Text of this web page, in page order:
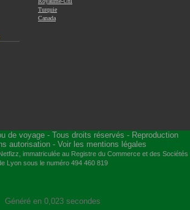
Turquie
Canada
de voyage- Tous droits réservés - Reproduction
autorisation - Voir les mentions légales
, immatriculée au Registre du Commerce et des Sociétés
Lyon sous le numéro 494 460 819
Généré en 0,023 secondes